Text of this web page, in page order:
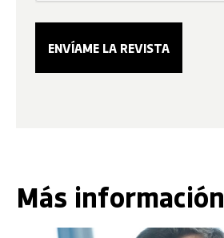
Más información